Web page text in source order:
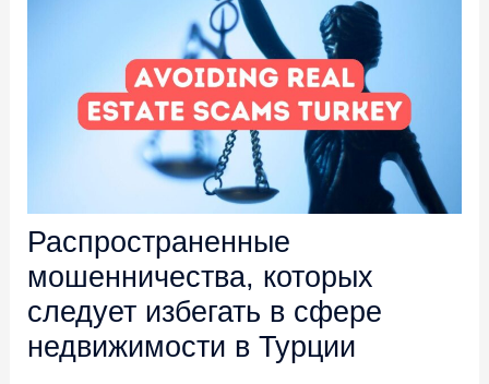
Распространенные
мошенничества, которых
следует избегать в сфере
недвижимости в Турции